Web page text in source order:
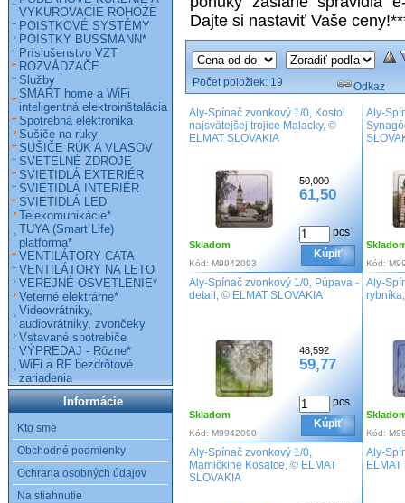
Dajte si nastaviť Vaše
Počet položiek: 19 Odkaz
Aly-Spínač zvonkový 1/0, Kostol
najsvätejšej trojice Malacky, ©
ELMAT SLOVAKIA
50,000
61,50
pcs
Kúpiť
Skladom
Kód: M9942093
Aly-
Kód:
Aly-Spínač zvonkový 1/0, Púpava -
detail, © ELMAT SLOVAKIA
48,592
59,77
pcs
Kúpiť
Skladom
Kód: M9942090
Aly-
Kód:
Aly-Spínač zvonkový 1/0,
Mamičkine Kosatce, © ELMAT
SLOVAKIA
Aly-
ELMAT
VYKUROVACIE ROHOŽE
POISTKOVÉ SYSTÉMY
POISTKY BUSSMANN*
Príslušenstvo VZT
ROZVÁDZAČE
Služby
SMART home a WiFi
inteligentná elektroinštalácia
Spotrebná elektronika
Sušiče na ruky
SUŠIČE RÚK A VLASOV
SVETELNÉ ZDROJE
SVIETIDLÁ EXTERIÉR
SVIETIDLÁ INTERIÉR
SVIETIDLÁ LED
Telekomunikácie*
TUYA (Smart Life)
platforma*
VENTILÁTORY CATA
VENTILÁTORY NA LETO
VEREJNÉ OSVETLENIE*
Veterné elektrárne*
Videovrátniky,
audiovrátniky, zvončeky
Vstavané spotrebiče
VÝPREDAJ - Rôzne*
WiFi a RF bezdrôtové
zariadenia
Informácie
Kto sme
Obchodné podmienky
Ochrana osobných údajov
Na stiahnutie